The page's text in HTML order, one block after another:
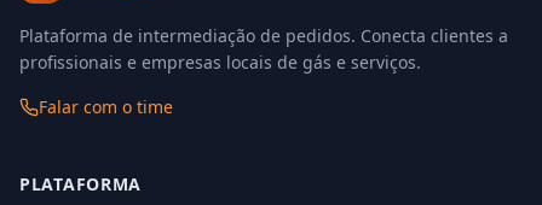
Plataforma de intermediação de pedidos. Conecta clientes a
profissionais e empresas locais de gás e serviços.
Falar com o time
PLATAFORMA